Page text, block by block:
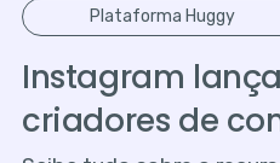
Plataforma Huggy
Instagram
criadores de